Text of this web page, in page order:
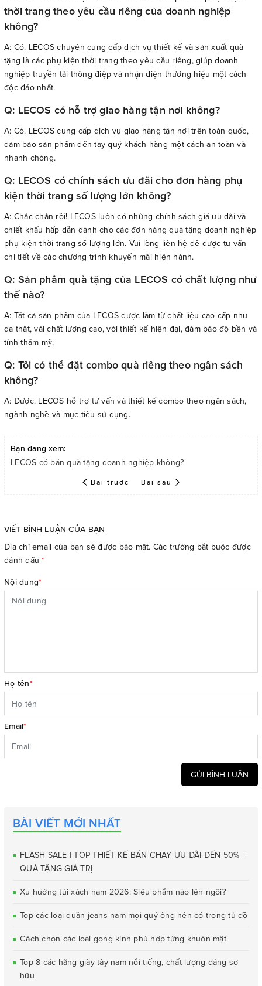
thời trang theo yêu cầu riêng của doanh nghiệp
không?
A: Có. LECOS chuyên cung cấp dịch vụ thiết kế và sản xuất quà
tặng là các phụ kiện thời trang theo yêu cầu riêng, giúp doanh
nghiệp truyền tải thông điệp và nhận diện thương hiệu một cách
độc đáo nhất.
Q: LECOS có hỗ trợ giao hàng tận nơi không?
A: Có. LECOS cung cấp dịch vụ giao hàng tận nơi trên toàn quốc,
đảm bảo sản phẩm đến tay quý khách hàng một cách an toàn và
nhanh chóng.
Q: LECOS có chính sách ưu đãi cho đơn hàng phụ
kiện thời trang số lượng lớn không?
A: Chắc chắn rồi! LECOS luôn có những chính sách giá ưu đãi và
chiết khấu hấp dẫn dành cho các đơn hàng quà tặng doanh nghiệp
phụ kiện thời trang số lượng lớn. Vui lòng liên hệ để được tư vấn
chi tiết về các chương trình khuyến mãi hiện hành.
Q: Sản phẩm quà tặng của LECOS có chất lượng như
thế nào?
A: Tất cả sản phẩm của LECOS được làm từ chất liệu cao cấp như
da thật, vải chất lượng cao, với thiết kế hiện đại, đảm bảo độ bền và
tính thẩm mỹ.
Q: Tôi có thể đặt combo quà riêng theo ngân sách
không?
A: Được. LECOS hỗ trợ tư vấn và thiết kế combo theo ngân sách,
ngành nghề và mục tiêu sử dụng.
Bạn đang xem:
LECOS có bán quà tặng doanh nghiệp không?
Bài trước Bài sau
VIẾT BÌNH LUẬN CỦA BẠN
Địa chỉ email của bạn sẽ được bảo mật. Các trường bắt buộc được
đánh dấu*
Nội dung*
Họ tên*
Email*
GỬI BÌNH LUẬN
BÀI VIẾT MỚI NHẤT
FLASH SALE | TOP THIẾT KẾ BÁN CHẠY ƯU ĐÃI ĐẾN 50% +
QUÀ TẶNG GIÁ TRỊ
Xu hướng túi xách nam 2026: Siêu phẩm nào lên ngôi?
Top các loại quần jeans nam mọi quý ông nên có trong tủ đồ
Cách chọn các loại gọng kính phù hợp từng khuôn mặt
Top 8 các hãng giày tây nam nổi tiếng, chất lượng đáng sở
hữu